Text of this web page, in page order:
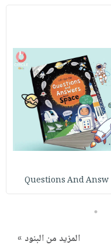
Questions And Answ
5
المزيد من البنود »